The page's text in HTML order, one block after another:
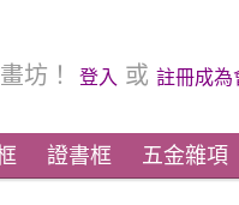
坊！ 登入 或 註冊成為
證書框 五金雜項